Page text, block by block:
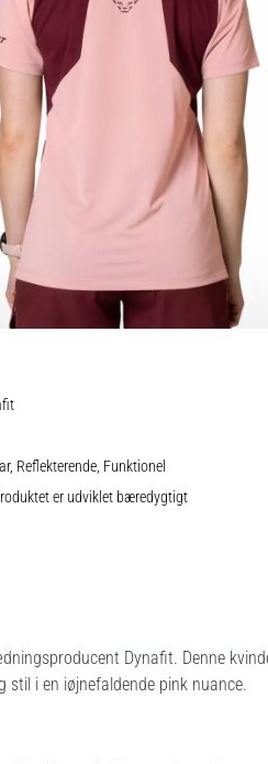
Reflekterende, Funktionel
er udviklet bæredygtigt
Dynafit. Denne
i en iøjnefaldende pink nuance.